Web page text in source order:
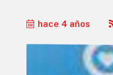
hace 4 años